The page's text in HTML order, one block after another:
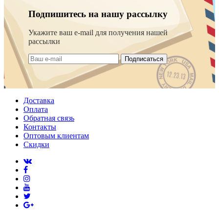
Подпишитесь на нашу рассылку
Укажите ваш e-mail для получения нашей
рассылки
Подписаться
Доставка
Оплата
Обратная связь
Контакты
Оптовым клиентам
Скидки